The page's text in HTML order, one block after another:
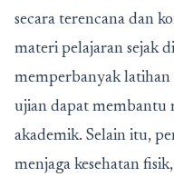
secara terencana dan
materi pelajaran sejak
memperbanyak latihan
ujian dapat membantu
akademik. Selain itu,
menjaga kesehatan